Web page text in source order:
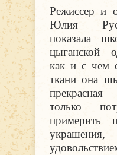
Режиссер и
Юлия
показала
цыганской
как и с чем
ткани она
только
примерить